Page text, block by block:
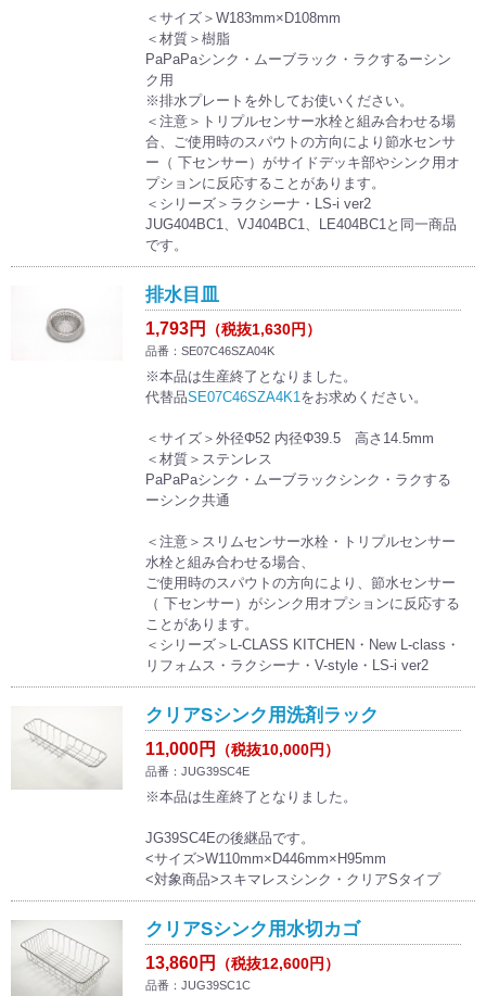
＜サイズ＞W183mm×D108mm
＜材質＞樹脂
PaPaPaシンク・ムーブラック・ラクするーシン
ク用
※排水プレートを外してお使いください。
＜注意＞トリプルセンサー水栓と組み合わせる場
合、ご使用時のスパウトの方向により節水センサ
ー（ 下センサー）がサイドデッキ部やシンク用オ
プションに反応することがあります。
＜シリーズ＞ラクシーナ・LS-i ver2
JUG404BC1、VJ404BC1、LE404BC1と同一商品
です。
排水目皿
1,793円 （税抜1,630円）
品番：SE07C46SZA04K
※本品は生産終了となりました。
代替品SE07C46SZA4K1をお求めください。
＜サイズ＞外径Φ52 内径Φ39.5 高さ14.5mm
＜材質＞ステンレス
PaPaPaシンク・ムーブラックシンク・ラクする
ーシンク共通
＜注意＞スリムセンサー水栓・トリプルセンサー
水栓と組み合わせる場合、
ご使用時のスパウトの方向により、節水センサー
（ 下センサー）がシンク用オプションに反応する
ことがあります。
＜シリーズ＞L-CLASS KITCHEN・New L-class・
リフォムス・ラクシーナ・V-style・LS-i ver2
クリアSシンク用洗剤ラック
11,000円 （税抜10,000円）
品番：JUG39SC4E
※本品は生産終了となりました。
JG39SC4Eの後継品です。
<サイズ>W110mm×D446mm×H95mm
<対象商品>スキマレスシンク・クリアSタイプ
クリアSシンク用水切カゴ
13,860円 （税抜12,600円）
品番：JUG39SC1C